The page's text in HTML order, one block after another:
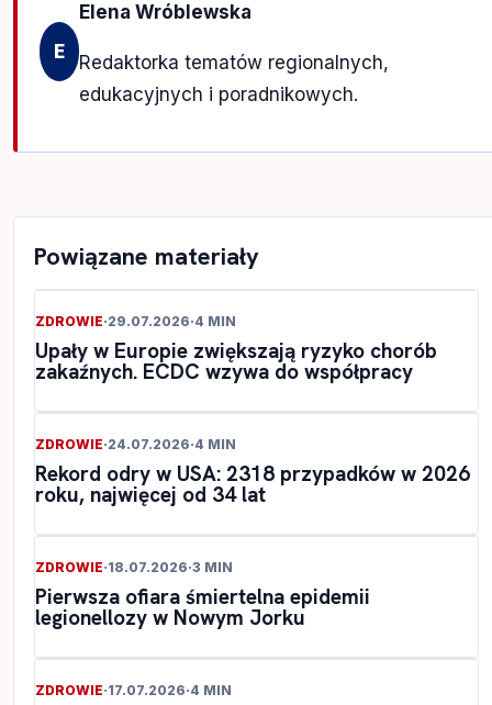
E
Elena Wróblewska
Redaktorka tematów regionalnych,
edukacyjnych i poradnikowych.
Powiązane materiały
ZDROWIE·29.07.2026·4 MIN
Upały w Europie zwiększają ryzyko chorób
zakaźnych. ECDC wzywa do współpracy
ZDROWIE·24.07.2026·4 MIN
Rekord odry w USA: 2318 przypadków w 2026
roku, najwięcej od 34 lat
ZDROWIE·18.07.2026·3 MIN
Pierwsza ofiara śmiertelna epidemii
legionellozy w Nowym Jorku
ZDROWIE·17.07.2026·4 MIN